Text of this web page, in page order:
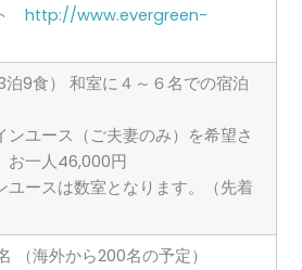
http://www.evergreen-
9食） 和室に４～６名での宿泊
ユース（ご夫妻のみ）を希望さ
お一人46,000円
ユースは数室となります。（先着
（海外から200名の予定）